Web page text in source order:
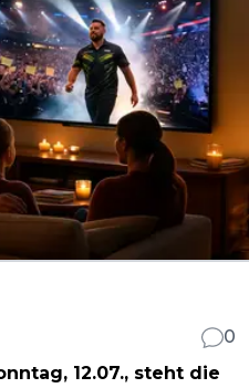
0
12.07., steht die